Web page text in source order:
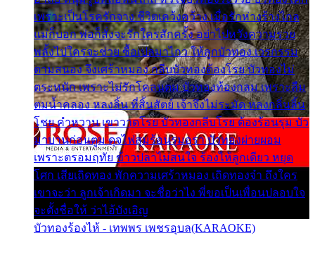
เพราะเป็นโรครักจาง ชีวิตเคว้งคว้าง เมื่อรักห่างร้างไกล
แม่ก็บอก พ่อก็สั่งจะรักใครสักครั้ง อย่าไปหวังความรวย
พลั้งไปใครจะช่วย ซื้อเปลมาไกว ให้ลูกบัวทอง เวรกรรม
ตามสนอง จึงเศร้าหมอง กลีบบัวทองต้องโรย บัวทองไม่
ตระหนัก เพราะไม่รักโคลนตม บัวทองท้องกลม เพราะลืม
ตมน้ำคลอง หลงลิ้น ที่สิ้นสัตย์ เจ้าจึงไม่ระมัด หลงกลิ่นลิ้น
โชย คำหวาน เขาวาดโรย บัวทองกลีบโรย ต้องร้อนรุม บัว
มาบานก่อนตูม ดุจไฟสุมร้อนรุมอุรา บัวทองผ่ายผอม
เพราะตรอมฤทัย ข้าวปลาไม่สนใจ ร้องไห้ลูกเดียว หยุด
โศก เสียเถิดทอง พักความเศร้าหมอง เถิดทองจ๋า ถึงใคร
เขาจะว่า ลูกเจ้าเกิดมา จะชื่อว่าไง พี่ขอเป็นเพื่อนปลอบใจ
จะตั้งชื่อให้ ว่าไอ้บังเอิญ
บัวทองร้องไห้ - เทพพร เพชรอุบล(KARAOKE)